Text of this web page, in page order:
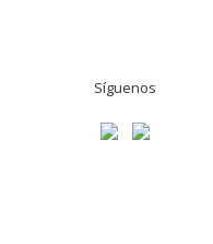
Síguenos